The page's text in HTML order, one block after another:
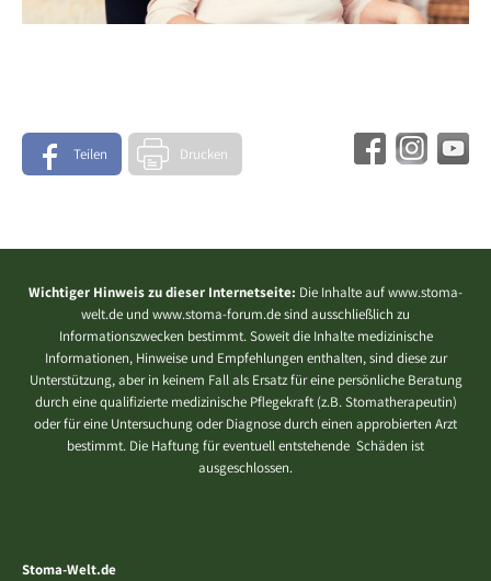
Teilen Drucken
Wichtiger Hinweis zu dieser Internetseite: Die Inhalte auf www.stoma-
welt.de und www.stoma-forum.de sind ausschließlich zu
Informationszwecken bestimmt. Soweit die Inhalte medizinische
Informationen, Hinweise und Empfehlungen enthalten, sind diese zur
Unterstützung, aber in keinem Fall als Ersatz für eine persönliche Beratung
durch eine qualifizierte medizinische Pflegekraft (z.B. Stomatherapeutin)
oder für eine Untersuchung oder Diagnose durch einen approbierten Arzt
bestimmt. Die Haftung für eventuell entstehende Schäden ist
ausgeschlossen.
Stoma-Welt.de